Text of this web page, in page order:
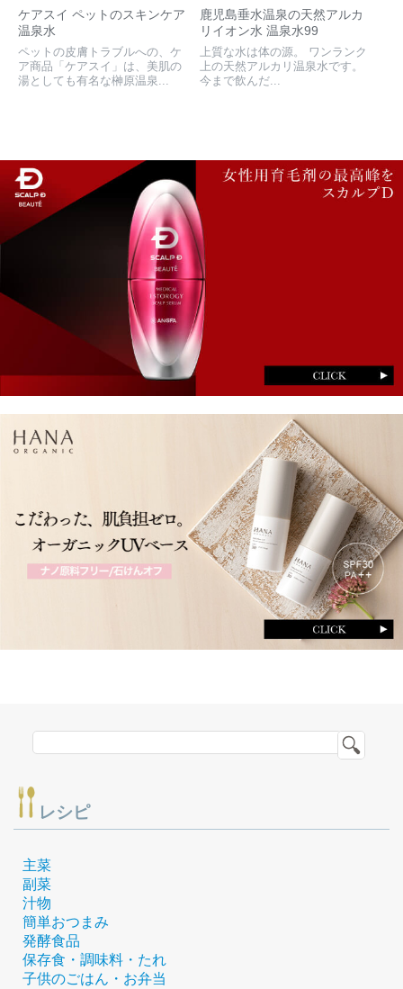
ケアスイ ペットのスキンケア
温泉水
ペットの皮膚トラブルへの、ケ
ア商品「ケアスイ」は、美肌の
湯としても有名な榊原温泉...
鹿児島垂水温泉の天然アルカ
リイオン水 温泉水99
上質な水は体の源。 ワンランク
上の天然アルカリ温泉水です。
今まで飲んだ...
レシピ
主菜
副菜
汁物
簡単おつまみ
発酵食品
保存食・調味料・たれ
子供のごはん・お弁当